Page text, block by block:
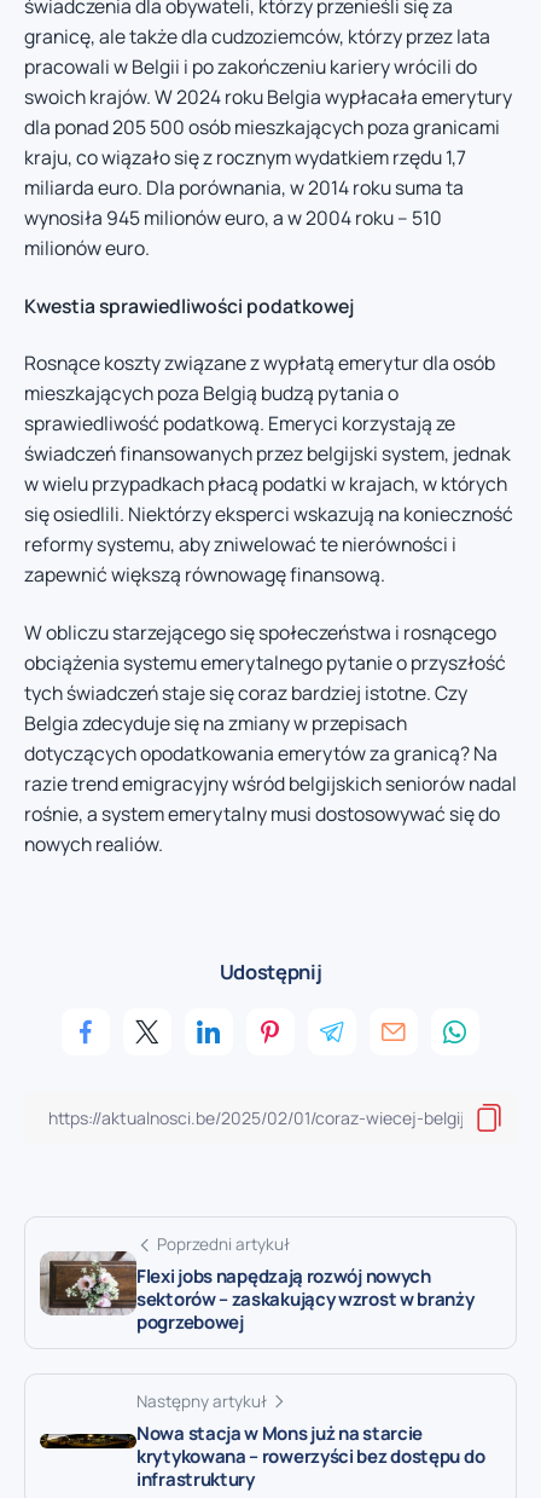
świadczenia dla obywateli, którzy przenieśli się za
granicę, ale także dla cudzoziemców, którzy przez lata
pracowali w Belgii i po zakończeniu kariery wrócili do
swoich krajów. W 2024 roku Belgia wypłacała emerytury
dla ponad 205 500 osób mieszkających poza granicami
kraju, co wiązało się z rocznym wydatkiem rzędu 1,7
miliarda euro. Dla porównania, w 2014 roku suma ta
wynosiła 945 milionów euro, a w 2004 roku – 510
milionów euro.
Kwestia sprawiedliwości podatkowej
Rosnące koszty związane z wypłatą emerytur dla osób
mieszkających poza Belgią budzą pytania o
sprawiedliwość podatkową. Emeryci korzystają ze
świadczeń finansowanych przez belgijski system, jednak
w wielu przypadkach płacą podatki w krajach, w których
się osiedlili. Niektórzy eksperci wskazują na konieczność
reformy systemu, aby zniwelować te nierówności i
zapewnić większą równowagę finansową.
W obliczu starzejącego się społeczeństwa i rosnącego
obciążenia systemu emerytalnego pytanie o przyszłość
tych świadczeń staje się coraz bardziej istotne. Czy
Belgia zdecyduje się na zmiany w przepisach
dotyczących opodatkowania emerytów za granicą? Na
razie trend emigracyjny wśród belgijskich seniorów nadal
rośnie, a system emerytalny musi dostosowywać się do
nowych realiów.
Udostępnij
Poprzedni artykuł
Flexi jobs napędzają rozwój nowych
sektorów – zaskakujący wzrost w branży
pogrzebowej
Następny artykuł
Nowa stacja w Mons już na starcie
krytykowana – rowerzyści bez dostępu do
infrastruktury